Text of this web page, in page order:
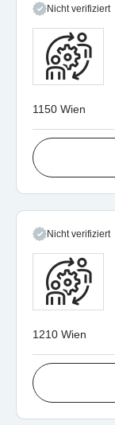
Nicht verifiziert
1150 Wien
Nicht verifiziert
1210 Wien